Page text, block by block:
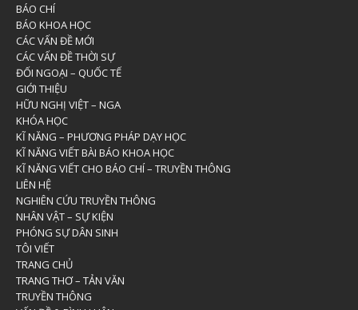
BÁO CHÍ
BÁO KHOA HỌC
CÁC VẤN ĐỀ MỚI
CÁC VẤN ĐỀ THỜI SỰ
ĐỐI NGOẠI – QUỐC TẾ
GIỚI THIỆU
HỮU NGHỊ VIỆT – NGA
KHÓA HỌC
KĨ NĂNG – PHƯƠNG PHÁP DẠY HỌC
KĨ NĂNG VIẾT BÀI BÁO KHOA HỌC
KĨ NĂNG VIẾT CHO BÁO CHÍ – TRUYỀN THÔNG
LIÊN HỆ
NGHIÊN CỨU TRUYỀN THÔNG
NHÂN VẬT – SỰ KIỆN
PHÓNG SỰ DÂN SINH
TÔI VIẾT
TRANG CHỦ
TRANG THƠ – TẢN VĂN
TRUYỀN THÔNG